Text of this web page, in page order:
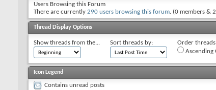
Users Browsing this Forum
There are currently 290 users browsing this forum. (0 members &
Thread Display Options
Show threads from the... Sort threads by:
Order
Ascending
Icon Legend
Contains unread posts